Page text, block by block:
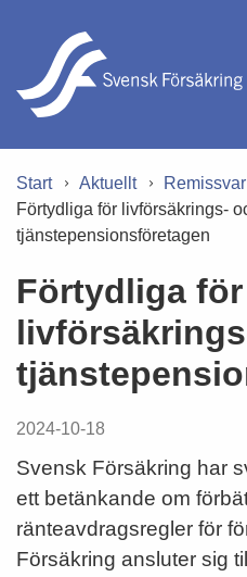
Start Aktuellt Remissvar
Förtydliga för livförsäkrings-
tjänstepensionsföretagen
Förtydliga för
2024-10-18
Svensk Försäkring har
ett betänkande om
ränteavdragsregler för
Försäkring ansluter sig